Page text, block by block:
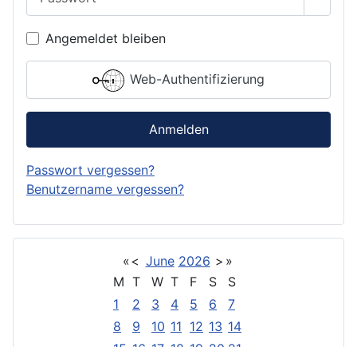
Angemeldet bleiben
Web-Authentifizierung
Anmelden
Passwort vergessen?
Benutzername vergessen?
«< June 2026 > »
M T W T F S
S
1
2 3 4 5 6
7
8
9 10 11 12 13 14